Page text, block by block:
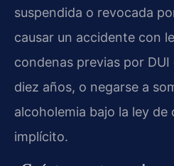
suspendida o revocada
causar un accidente con
condenas previas por
diez años, o negarse a
alcoholemia bajo la ley
implícito.